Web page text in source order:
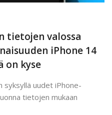
tietojen valossa
iPhone 14
on kyse
syksyllä uudet iPhone-
tietojen mukaan